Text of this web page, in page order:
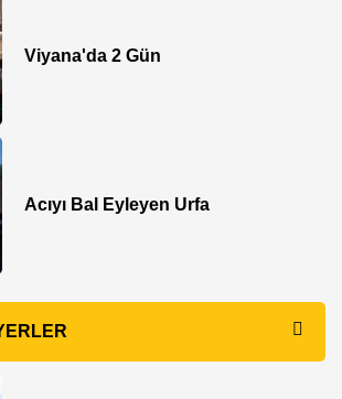
Viyana'da 2 Gün
Acıyı Bal Eyleyen Urfa